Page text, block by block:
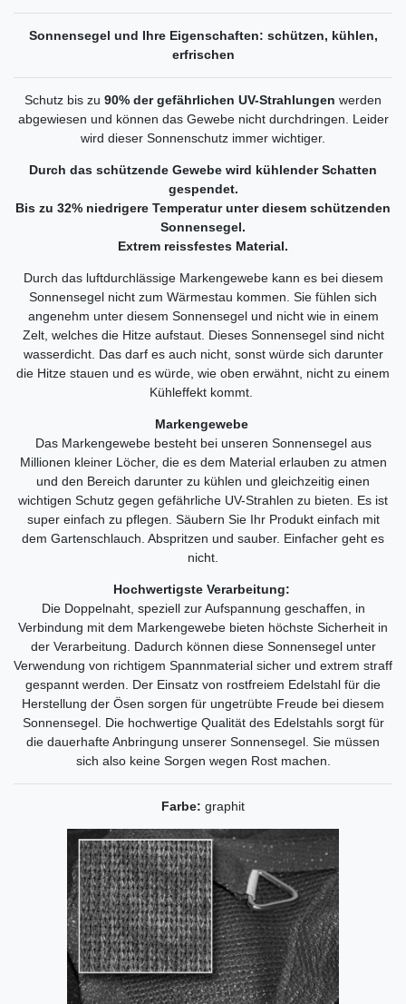
Sonnensegel und Ihre Eigenschaften: schützen, kühlen,
erfrischen
Schutz bis zu 90% der gefährlichen UV-Strahlungen werden
abgewiesen und können das Gewebe nicht durchdringen. Leider
wird dieser Sonnenschutz immer wichtiger.
Durch das schützende Gewebe wird kühlender Schatten
gespendet.
Bis zu 32% niedrigere Temperatur unter diesem schützenden
Sonnensegel.
Extrem reissfestes Material.
Durch das luftdurchlässige Markengewebe kann es bei diesem
Sonnensegel nicht zum Wärmestau kommen. Sie fühlen sich
angenehm unter diesem Sonnensegel und nicht wie in einem
Zelt, welches die Hitze aufstaut. Dieses Sonnensegel sind nicht
wasserdicht. Das darf es auch nicht, sonst würde sich darunter
die Hitze stauen und es würde, wie oben erwähnt, nicht zu einem
Kühleffekt kommt.
Markengewebe
Das Markengewebe besteht bei unseren Sonnensegel aus
Millionen kleiner Löcher, die es dem Material erlauben zu atmen
und den Bereich darunter zu kühlen und gleichzeitig einen
wichtigen Schutz gegen gefährliche UV-Strahlen zu bieten. Es ist
super einfach zu pflegen. Säubern Sie Ihr Produkt einfach mit
dem Gartenschlauch. Abspritzen und sauber. Einfacher geht es
nicht.
Hochwertigste Verarbeitung:
Die Doppelnaht, speziell zur Aufspannung geschaffen, in
Verbindung mit dem Markengewebe bieten höchste Sicherheit in
der Verarbeitung. Dadurch können diese Sonnensegel unter
Verwendung von richtigem Spannmaterial sicher und extrem straff
gespannt werden. Der Einsatz von rostfreiem Edelstahl für die
Herstellung der Ösen sorgen für ungetrübte Freude bei diesem
Sonnensegel. Die hochwertige Qualität des Edelstahls sorgt für
die dauerhafte Anbringung unserer Sonnensegel. Sie müssen
sich also keine Sorgen wegen Rost machen.
Farbe: graphit